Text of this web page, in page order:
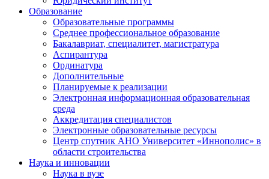
Образование
Образовательные программы
Среднее профессиональное образование
Бакалавриат, специалитет, магистратура
Аспирантура
Ординатура
Дополнительные
Планируемые к реализации
Электронная информационная образовательная
среда
Аккредитация специалистов
Электронные образовательные ресурсы
Центр спутник АНО Университет «Иннополис» в
области строительства
Наука и инновации
Наука в вузе